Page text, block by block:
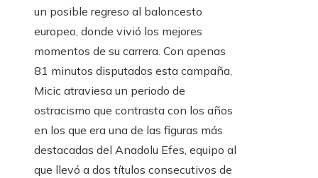
un posible regreso al baloncesto
europeo, donde vivió los mejores
momentos de su carrera. Con apenas
81 minutos disputados esta campaña,
Micic atraviesa un periodo de
ostracismo que contrasta con los años
en los que era una de las figuras más
destacadas del Anadolu Efes, equipo al
que llevó a dos títulos consecutivos de